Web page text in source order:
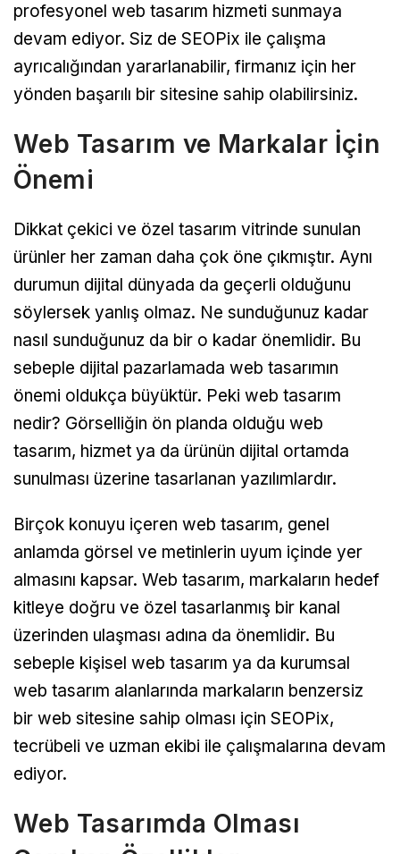
profesyonel web tasarım hizmeti sunmaya
devam ediyor. Siz de SEOPix ile çalışma
ayrıcalığından yararlanabilir, firmanız için her
yönden başarılı bir sitesine sahip olabilirsiniz.
Web Tasarım ve Markalar İçin
Önemi
Dikkat çekici ve özel tasarım vitrinde sunulan
ürünler her zaman daha çok öne çıkmıştır. Aynı
durumun dijital dünyada da geçerli olduğunu
söylersek yanlış olmaz. Ne sunduğunuz kadar
nasıl sunduğunuz da bir o kadar önemlidir. Bu
sebeple dijital pazarlamada web tasarımın
önemi oldukça büyüktür. Peki web tasarım
nedir? Görselliğin ön planda olduğu web
tasarım, hizmet ya da ürünün dijital ortamda
sunulması üzerine tasarlanan yazılımlardır.
Birçok konuyu içeren web tasarım, genel
anlamda görsel ve metinlerin uyum içinde yer
almasını kapsar. Web tasarım, markaların hedef
kitleye doğru ve özel tasarlanmış bir kanal
üzerinden ulaşması adına da önemlidir. Bu
sebeple kişisel web tasarım ya da kurumsal
web tasarım alanlarında markaların benzersiz
bir web sitesine sahip olması için SEOPix,
tecrübeli ve uzman ekibi ile çalışmalarına devam
ediyor.
Web Tasarımda Olması